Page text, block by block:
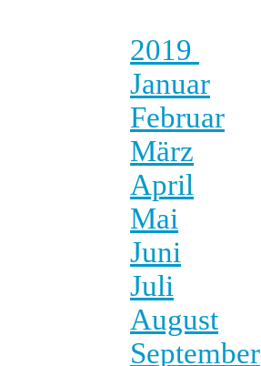
2019
Januar
Februar
März
April
Mai
Juni
Juli
August
September